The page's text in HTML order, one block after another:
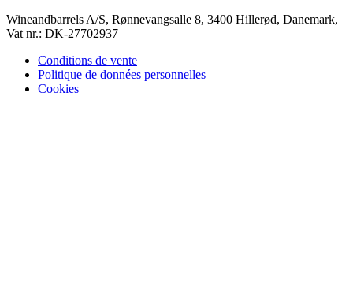
Wineandbarrels A/S, Rønnevangsalle 8, 3400 Hillerød, Danemark,
Vat nr.: DK-27702937
Conditions de vente
Politique de données personnelles
Cookies